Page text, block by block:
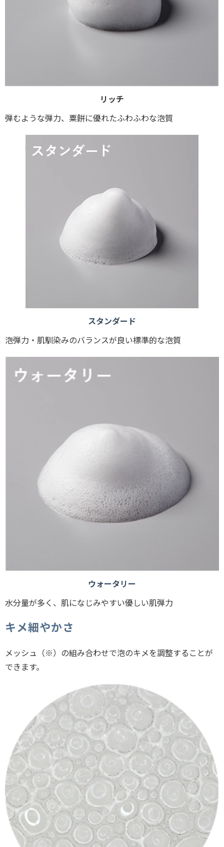
ウォータリー
水分量が多く、肌になじみやすい優しい肌弾力
スタンダード
泡弾力・肌馴染みのバランスが良い標準的な泡質
リッチ
弾むような弾力、粟餅に優れたふわふわな泡質
キメ細やかさ
メッシュ（※）の組み合わせで泡のキメを調整することが
できます。